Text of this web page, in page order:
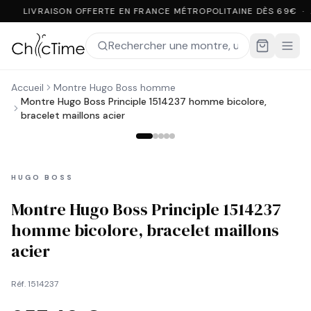
LIVRAISON OFFERTE EN FRANCE MÉTROPOLITAINE DÈS 69€
Accueil
Montre Hugo Boss homme
Montre Hugo Boss Principle 1514237 homme bicolore,
bracelet maillons acier
HUGO BOSS
Montre Hugo Boss Principle 1514237
homme bicolore, bracelet maillons
acier
Réf.1514237